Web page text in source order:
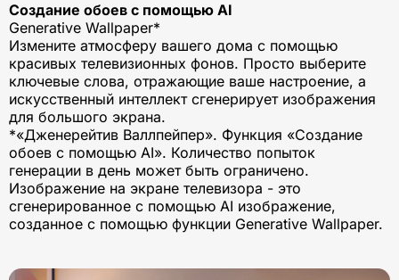
Создание обоев с помощью AI
Generative Wallpaper*
Измените атмосферу вашего дома с помощью
красивых телевизионных фонов. Просто выберите
ключевые слова, отражающие ваше настроение, а
искусственный интеллект сгенерирует изображения
для большого экрана.
*«Дженерейтив Валлпейпер». Функция «Создание
обоев с помощью AI». Количество попыток
генерации в день может быть ограничено.
Изображение на экране телевизора - это
сгенерированное с помощью AI изображение,
созданное с помощью функции Generative Wallpaper.